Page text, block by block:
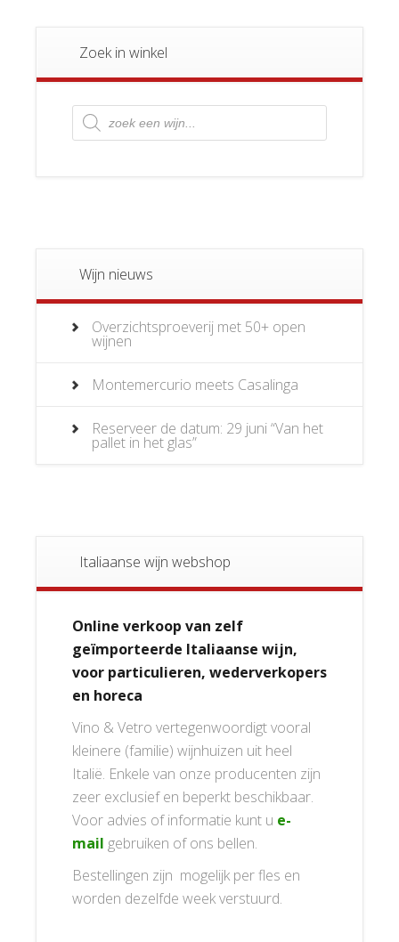
Zoek in winkel
Producten
zoeken
Wijn nieuws
Overzichtsproeverij met 50+ open
wijnen
Montemercurio meets Casalinga
Reserveer de datum: 29 juni “Van het
pallet in het glas”
Italiaanse wijn webshop
Online verkoop van zelf
geïmporteerde Italiaanse wijn,
voor particulieren, wederverkopers
en horeca
Vino & Vetro vertegenwoordigt vooral
kleinere (familie) wijnhuizen uit heel
Italië. Enkele van onze producenten zijn
zeer exclusief en beperkt beschikbaar.
Voor advies of informatie kunt u e-
mail gebruiken of ons bellen.
Bestellingen zijn mogelijk per fles en
worden dezelfde week verstuurd.